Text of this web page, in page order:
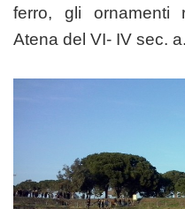
ferro, gli ornamenti
Atena del VI- IV sec.